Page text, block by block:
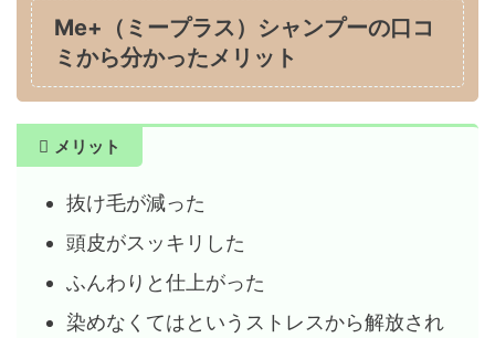
Me+（ミープラス）シャンプーの口コ
ミから分かったメリット
メリット
抜け毛が減った
頭皮がスッキリした
ふんわりと仕上がった
染めなくてはというストレスから解放され